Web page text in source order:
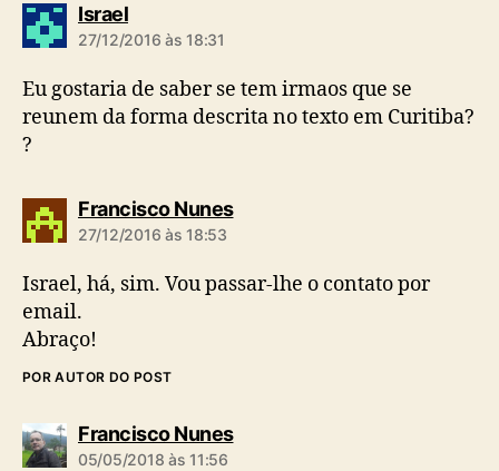
Israeld
i
27/12/2016 às 18:31
Eu gostaria de saber se tem irmaos que se
reunem da forma descrita no texto em Curitiba?
?
Francisco Nunesd
27/12/2016 às 18:53
Israel, há, sim. Vou passar-lhe o contato por
email.
Abraço!
POR AUTOR DO POST
Francisco Nunesd
05/05/2018 às 11:56